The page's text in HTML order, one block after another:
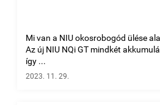
Mi van a NIU okosrobogód ülése
Az új NIU NQi GT mindkét
így ...
2023. 11. 29.